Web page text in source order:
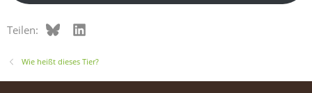
Teilen: BlueskyLinkedIn
Wie heißt dieses Tier?